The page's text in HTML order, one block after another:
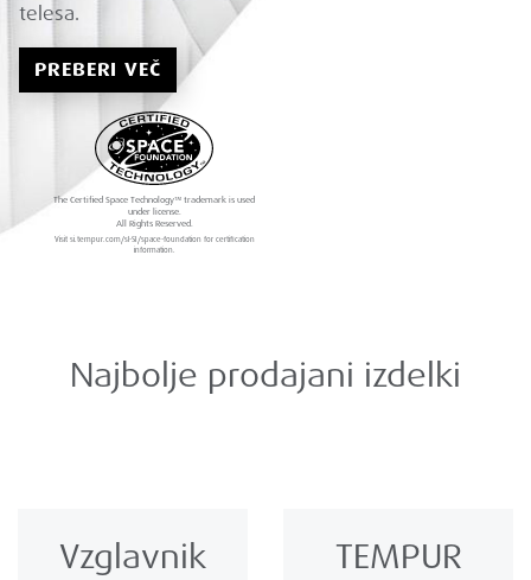
telesa.
PREBERI VEČ
The Certified Space Technology™ trademark is used
under license.
All Rights Reserved.
Visit si.tempur.com/sl-SI/space-foundation for certification
information.
Najbolje prodajani izdelki
Vzglavnik
TEMPUR